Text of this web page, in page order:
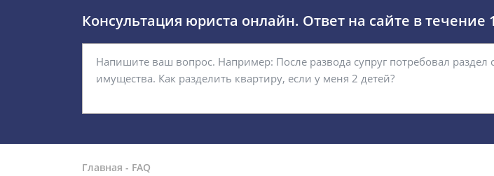
Консультация юриста онлайн. Ответ на сайте в течение
Главная - FAQ